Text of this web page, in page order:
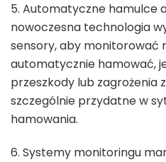
5. Automatyczne hamulce
nowoczesna technologia
sensory, aby monitorować
automatycznie hamować,
przeszkody lub zagrożenia
szczególnie przydatne w
hamowania.
6. Systemy monitoringu